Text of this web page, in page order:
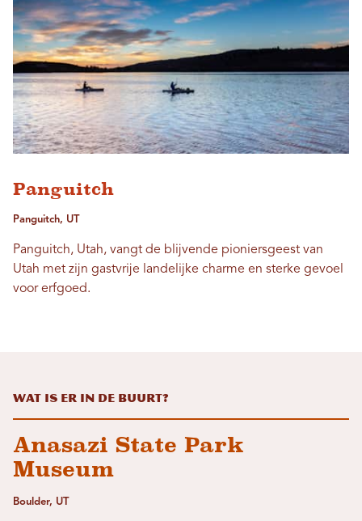
Panguitch
Panguitch, UT
Panguitch, Utah, vangt de blijvende pioniersgeest van
Utah met zijn gastvrije landelijke charme en sterke gevoel
voor erfgoed.
Wat is er in de buurt?
Anasazi State Park
Museum
Boulder, UT